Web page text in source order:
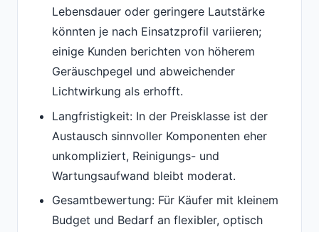
Lebensdauer oder geringere Lautstärke
könnten je nach Einsatzprofil variieren;
einige Kunden berichten von höherem
Geräuschpegel und abweichender
Lichtwirkung als erhofft.
Langfristigkeit: In der Preisklasse ist der
Austausch sinnvoller Komponenten eher
unkompliziert, Reinigungs- und
Wartungsaufwand bleibt moderat.
Gesamtbewertung: Für Käufer mit kleinem
Budget und Bedarf an flexibler, optisch